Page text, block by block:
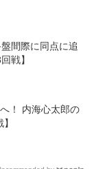
間際に同点に追
戦】
！ 内海心太郎の